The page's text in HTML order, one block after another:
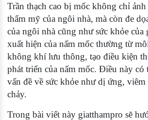
Trần thạch cao bị mốc không chỉ
thẩm mỹ của ngôi nhà, mà còn đe
của ngôi nhà cũng như sức khỏe của
xuất hiện của nấm mốc thường từ
không khí lưu thông, tạo điều kiện
phát triển của nấm mốc. Điều này có
vấn đề về sức khỏe như dị ứng,
chảy.
Trong bài viết này giatthampro sẽ